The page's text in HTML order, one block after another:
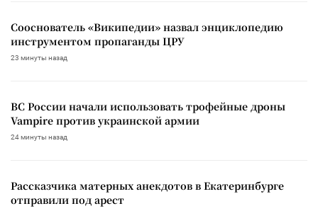
Сооснователь «Википедии» назвал энциклопедию
инструментом пропаганды ЦРУ
23 минуты назад
ВС России начали использовать трофейные дроны
Vampire против украинской армии
24 минуты назад
Рассказчика матерных анекдотов в Екатеринбурге
отправили под арест